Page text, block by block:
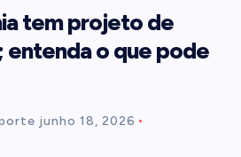
tem projeto de
entenda o que pode
junho 18, 2026